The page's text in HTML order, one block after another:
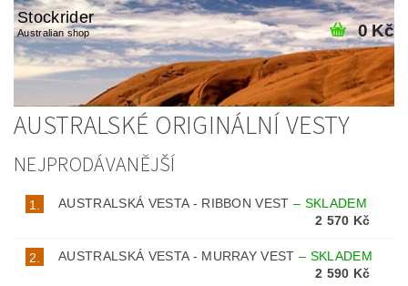
Stockrider
Australian shop 0 Kč
AUSTRALSKÉ ORIGINÁLNÍ VESTY
NEJPRODÁVANĚJŠÍ
1. AUSTRALSKÁ VESTA - RIBBON VEST– SKLADEM
2 570 Kč
2. AUSTRALSKÁ VESTA - MURRAY VEST– SKLADEM
2 590 Kč